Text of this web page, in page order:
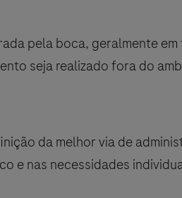
pela boca, geralmente
seja realizado fora do
da melhor via de
e nas necessidades